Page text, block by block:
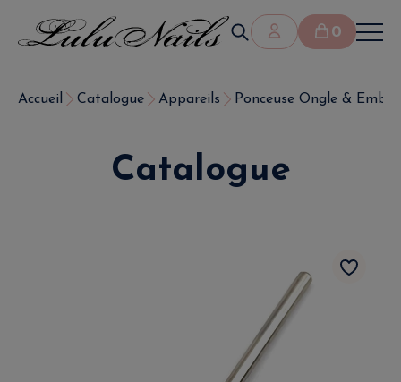
0
Accueil Catalogue Appareils Ponceuse Ongle &
Catalogue